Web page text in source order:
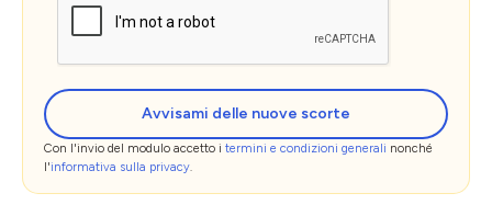
Avvisami delle nuove scorte
Con l'invio del modulo accetto i termini e condizioni generali nonché
l'informativa sulla privacy.